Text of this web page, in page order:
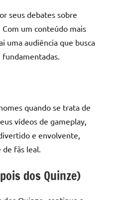
seus debates sobre
um conteúdo mais
uma audiência que busca
fundamentadas.
quando se trata de
vídeos de gameplay,
e envolvente,
fãs leal.
dos Quinze)